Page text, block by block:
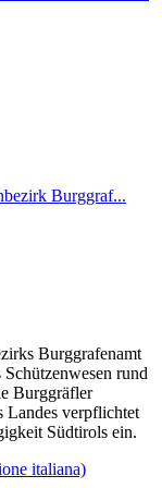
Burggraf...
Burggrafenamt
rund
Burggräfler
Landes verpflichtet
Südtirols ein.
italiana)